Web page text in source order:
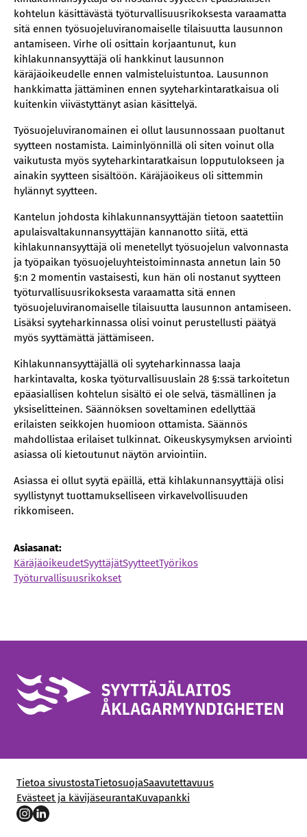
kohtelun käsittävästä työturvallisuusrikoksesta varaamatta
sitä ennen työsuojeluviranomaiselle tilaisuutta lausunnon
antamiseen. Virhe oli osittain korjaantunut, kun
kihlakunnansyyttäjä oli hankkinut lausunnon
käräjäoikeudelle ennen valmisteluistuntoa. Lausunnon
hankkimatta jättäminen ennen syyteharkintaratkaisua oli
kuitenkin viivästyttänyt asian käsittelyä.
Työsuojeluviranomainen ei ollut lausunnossaan puoltanut
syytteen nostamista. Laiminlyönnillä oli siten voinut olla
vaikutusta myös syyteharkintaratkaisun lopputulokseen ja
ainakin syytteen sisältöön. Käräjäoikeus oli sittemmin
hylännyt syytteen.
Kantelun johdosta kihlakunnansyyttäjän tietoon saatettiin
apulaisvaltakunnansyyttäjän kannanotto siitä, että
kihlakunnansyyttäjä oli menetellyt työsuojelun valvonnasta
ja työpaikan työsuojeluyhteistoiminnasta annetun lain 50
§:n 2 momentin vastaisesti, kun hän oli nostanut syytteen
työturvallisuusrikoksesta varaamatta sitä ennen
työsuojeluviranomaiselle tilaisuutta lausunnon antamiseen.
Lisäksi syyteharkinnassa olisi voinut perustellusti päätyä
myös syyttämättä jättämiseen.
Kihlakunnansyyttäjällä oli syyteharkinnassa laaja
harkintavalta, koska työturvallisuuslain 28 §:ssä tarkoitetun
epäasiallisen kohtelun sisältö ei ole selvä, täsmällinen ja
yksiselitteinen. Säännöksen soveltaminen edellyttää
erilaisten seikkojen huomioon ottamista. Säännös
mahdollistaa erilaiset tulkinnat. Oikeuskysymyksen arviointi
asiassa oli kietoutunut näytön arviointiin.
Asiassa ei ollut syytä epäillä, että kihlakunnansyyttäjä olisi
syyllistynyt tuottamukselliseen virkavelvollisuuden
rikkomiseen.
Asiasanat:
KäräjäoikeudetSyyttäjätSyytteetTyörikos
Työturvallisuusrikokset
Tietoa sivustostaTietosuojaSaavutettavuus
Evästeet ja kävijäseurantaKuvapankki